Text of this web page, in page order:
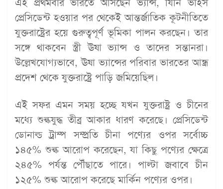
প্রেসিডেন্ট হওয়ার পর থেকেই আন্তর্জাতিক কূটনীতিতে
যুক্তরাষ্ট্রের হয়ে গুরুত্বপূর্ণ ভূমিকা পালন করছেন। তার
সঙ্গে থাকবেন স্ত্রী ঊষা ভ্যান্স ও তাদের সন্তানরা।
উল্লেখযোগ্যভাবে, ঊষা ভ্যান্সের পরিবার ভারতের আন্ধ্র
প্রদেশ থেকে যুক্তরাষ্ট্রে পাড়ি জমিয়েছিল।
এই সফর এমন সময় হচ্ছে যখন যুক্তরাষ্ট্র ও চীনের
মধ্যে শুল্কযুদ্ধ তীব্র আকার ধারণ করেছে। প্রেসিডেন্ট
ডোনাল্ড ট্রাম্প সম্প্রতি চীনা পণ্যের ওপর সর্বোচ্চ
১৪৫% শুল্ক আরোপ করেছেন, যা কিছু পণ্যের ক্ষেত্রে
২৪৫% পর্যন্ত পৌঁছাতে পারে। পাল্টা জবাবে চীন
১২৫% শুল্ক আরোপ করেছে মার্কিন পণ্যের ওপর।